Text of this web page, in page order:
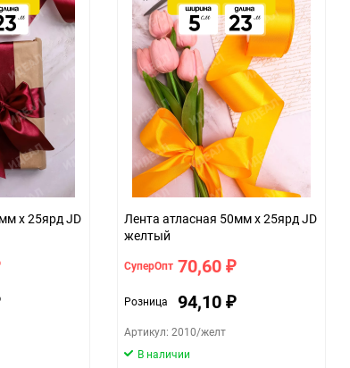
60
90
150
х 25ярд JD
Лента атласная 50мм х 25ярд JD
желтый
СуперОпт 70,60 ₽
Розница 94,10 ₽
Артикул: 2010/желт
В наличии